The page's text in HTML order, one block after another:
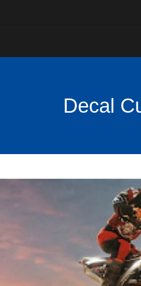
Decal